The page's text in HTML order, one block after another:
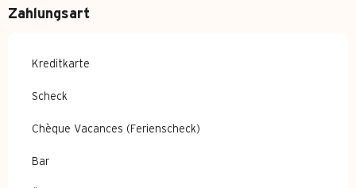
Zahlungsart
Kreditkarte
Scheck
Chèque Vacances (Ferienscheck)
Bar